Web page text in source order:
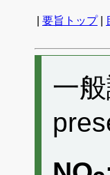
要旨トップ|
一